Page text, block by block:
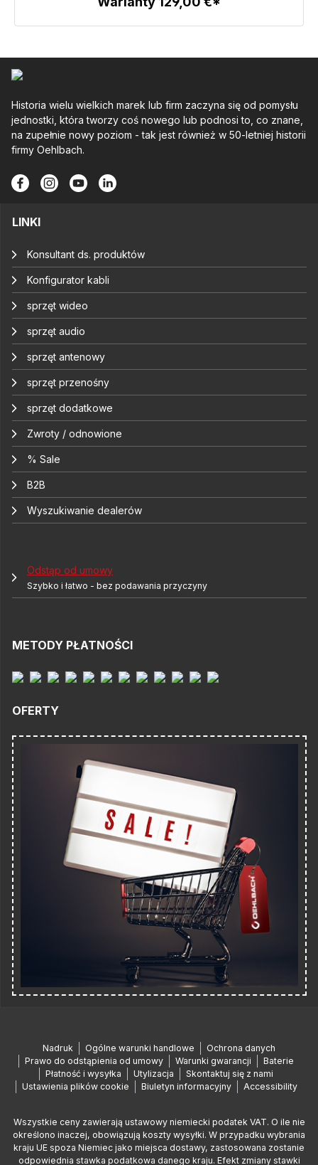
Szczegóły
Historia wielu wielkich marek lub firm zaczyna się od pomysłu
jednostki, która tworzy coś nowego lub podnosi to, co znane,
na zupełnie nowy poziom - tak jest również w 50-letniej historii
firmy Oehlbach.
LINKI
Konsultant ds. produktów
Konfigurator kabli
sprzęt wideo
sprzęt audio
sprzęt antenowy
sprzęt przenośny
sprzęt dodatkowe
Zwroty / odnowione
% Sale
B2B
Wyszukiwanie dealerów
Odstąp od umowy
Szybko i łatwo - bez podawania przyczyny
METODY PŁATNOŚCI
OFERTY
Nadruk Ogólne warunki handlowe
Ochrona danych
Prawo do odstąpienia od umowy
Warunki gwarancji
Baterie
Płatność i wysyłka
Utylizacja
Skontaktuj się z nami
Ustawienia plików cookie
Biuletyn informacyjny Accessibility
Wszystkie ceny zawierają ustawowy niemiecki podatek VAT. O ile nie
określono inaczej, obowiązują koszty wysyłki. W przypadku wybrania
kraju UE spoza Niemiec jako miejsca dostawy, zastosowana zostanie
odpowiednia stawka podatkowa danego kraju. Efekt zmiany stawki